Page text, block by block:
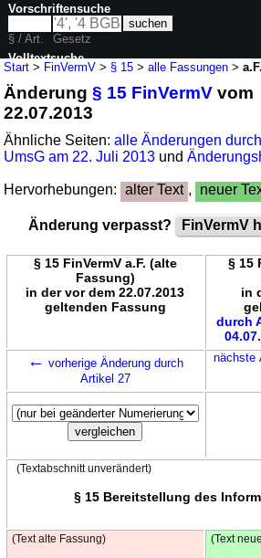
Start > FinVermV > § 15 >alle Fassungen >
Änderung§ 15 FinVermV vom
22.07.2013
Ähnliche Seiten:alle Änderungen
UmsG am 22. Juli 2013 und
Hervorhebungen: alter Text , neuer
Änderung verpasst? FinVermV
§ 15 FinVermV a.F. (alte
Fassung)
in der vor dem 22.07.2013
geltenden Fassung
§ 15
in
durch
← vorherige Änderung durch
Artikel 27
nächste
(Textabschnitt unverändert)
§ 15 Bereitstellung des
(Text alte Fassung) (Text
Vorschriftensuche
§ / Art.
Gesetz
Volltextsuche
nur in FinVermV